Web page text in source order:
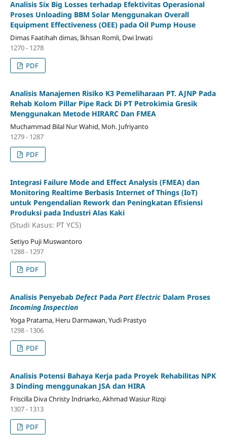
Analisis Six Big Losses terhadap Efektivitas Operasional
Proses Unloading BBM Solar Menggunakan Overall
Equipment Effectiveness (OEE) pada Oil Pump House
Dimas Faatihah dimas, Ikhsan Romli, Dwi Irwati
1270 - 1278
PDF
Analisis Manajemen Risiko K3 Pemeliharaan PT. AJNP Pada
Rehab Kolom Pillar Pipe Rack Di PT Petrokimia Gresik
Menggunakan Metode HIRARC Dan FMEA
Muchammad Bilal Nur Wahid, Moh. Jufriyanto
1279 - 1287
PDF
Integrasi Failure Mode and Effect Analysis (FMEA) dan
Monitoring Realtime Berbasis Internet of Things (IoT)
untuk Pengendalian Rework dan Peningkatan Efisiensi
Produksi pada Industri Alas Kaki
(Studi Kasus: PT YCS)
Setiyo Puji Muswantoro
1288 - 1297
PDF
Analisis Penyebab DefectPada Part ElectricDalam Proses
Incoming Inspection
Yoga Pratama, Heru Darmawan, Yudi Prastyo
1298 - 1306
PDF
Analisis Potensi Bahaya Kerja pada Proyek Rehabilitas NPK
3 Dinding menggunakan JSA dan HIRA
Friscilla Diva Christy Indriarko, Akhmad Wasiur Rizqi
1307 - 1313
PDF